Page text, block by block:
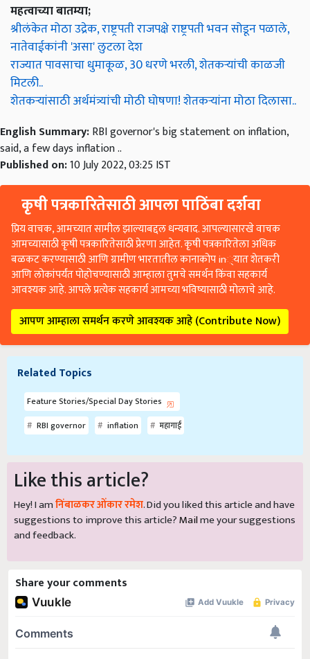
महत्वाच्या बातम्या;
श्रीलंकेत मोठा उद्रेक, राष्ट्रपती राजपक्षे राष्ट्रपती भवन सोडून पळाले,
नातेवाईकांनी 'असा' लुटला देश
राज्यात पावसाचा धुमाकूळ, 30 धरणे भरली, शेतकऱ्यांची काळजी
मिटली..
शेतकऱ्यांसाठी अर्थमंत्र्यांची मोठी घोषणा! शेतकऱ्यांना मोठा दिलासा..
English Summary:RBI governor's big statement on inflation,
said, a few days inflation ..
Published on:10 July 2022, 03:25 IST
कृषी पत्रकारितेसाठी आपला पाठिंबा दर्शवा
प्रिय वाचक, आमच्यात सामील झाल्याबद्दल धन्यवाद. आपल्यासारखे वाचक
आमच्यासाठी कृषी पत्रकारितेसाठी प्रेरणा आहेत. कृषी पत्रकारितेला अधिक
बळकट करण्यासाठी आणि ग्रामीण भारतातील कानाकोप in्यात शेतकरी
आणि लोकांपर्यंत पोहोचण्यासाठी आम्हाला तुमचे समर्थन किंवा सहकार्य
आवश्यक आहे. आपले प्रत्येक सहकार्य आमच्या भविष्यासाठी मोलाचे आहे.
आपण आम्हाला समर्थन करणे आवश्यक आहे (Contribute Now)
Related Topics
Feature Stories/Special Day Stories
RBI governor
inflation महागाई
Like this article?
Hey! I amनिंबाळकर ओंकार रमेश. Did you liked this article and have
suggestions to improve this article?Mailme your suggestions
and feedback.
Share your comments